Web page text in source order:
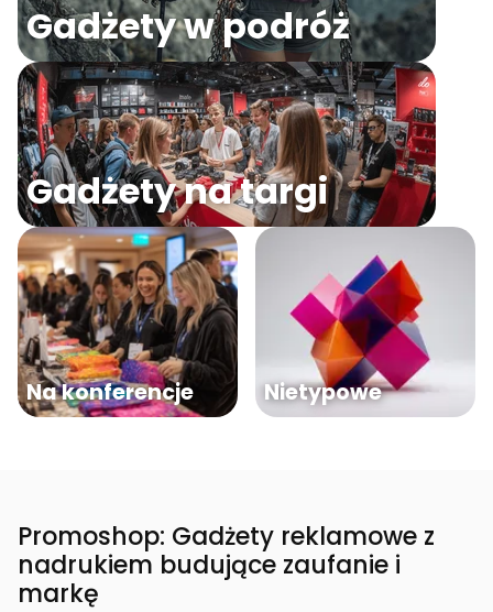
Gadżety w podróż
Gadżety na targi
Na konferencje Nietypowe
Promoshop: Gadżety reklamowe z
nadrukiem budujące zaufanie i
markę